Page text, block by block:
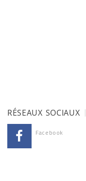
RÉSEAUX SOCIAUX
Facebook